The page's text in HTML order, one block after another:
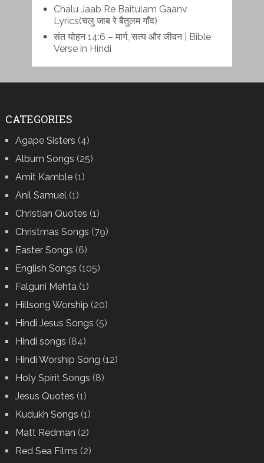
Chalu Jaab Re Baitulam Gaanv
Lyrics(चलु जाब रे बैतुलम गाँव)
संत योहन 14:6 – मार्ग, सत्य और जीवन | Bible
Verse in Hindi
CATEGORIES
Agape Sisters (4)
Album Songs (25)
Amit Kamble(1)
Anil Samuel(1)
Christian Quotes (1)
Christmas Songs (79)
Easter Songs (6)
English Songs (105)
Falguni Mehta(1)
Hillsong Worship (20)
Hindi Jesus Songs (5)
Hindi songs (84)
Hindi Worship Song (12)
Holy Spirit Songs (8)
Jesus Quotes (1)
Kudukh Songs (1)
Matt Redman (2)
Red Sea Films (2)